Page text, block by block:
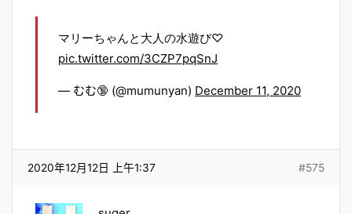
マリーちゃんと大人の水遊び♡
pic.twitter.com/3CZP7pqSnJ
— むむ🔞 (@mumunyan) December 11, 2020
2020年12月12日 上午1:37 #575